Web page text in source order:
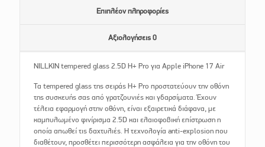
Επιπλέον πληροφορίες
Αξιολογήσεις 0
NILLKIN tempered glass 2.5D H+ Pro για Apple iPhone 17 Air
Τα tempered glass της σειράς H+ Pro προστατεύουν την οθόνη
της συσκευής σας από γρατζουνιές και γδαρσίματα. Έχουν
τέλεια εφαρμογή στην οθόνη, είναι εξαιρετικά διάφανα, με
καμπυλωμένο φινίρισμα 2.5D και ελαιοφοβική επίστρωση η
οποία απωθεί τις δαχτυλιές. H τεχνολογία anti-explosion που
διαθέτουν, προσθέτει περισσότερη ασφάλεια για την οθόνη του